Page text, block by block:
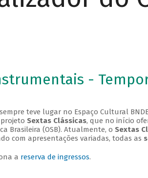
-
teve lugar no Espaço Cultural
Sextas Clássicas, que no início
Brasileira (OSB). Atualmente, o Sextas
com apresentações variadas, todas as
a reserva de ingressos.